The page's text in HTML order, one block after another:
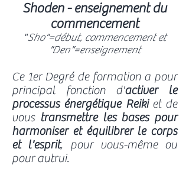
Shoden - enseignement du
commencement
"Sho"=début, commencement et
"Den"=enseignement
Ce 1er Degré de formation a pour
principal fonction d'activer le
processus énergétique Reikiet de
vous transmettre les bases pour
harmoniser et équilibrer le corps
et l'esprit, pour vous-même ou
pour autrui.